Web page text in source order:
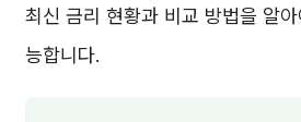
최신 금리 현황과 비교 방법을 알
능합니다.